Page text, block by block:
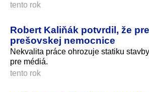
tento rok
Robert Kaliňák potvrdil, že
prešovskej nemocnice
Nekvalita práce ohrozuje statiku
pre médiá.
tento rok